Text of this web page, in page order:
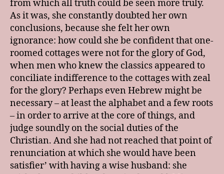
from which all truth could be seen more truly.
As it was, she constantly doubted her own
conclusions, because she felt her own
ignorance: how could she be confident that one-
roomed cottages were not for the glory of God,
when men who knew the classics appeared to
conciliate indifference to the cottages with zeal
for the glory? Perhaps even Hebrew might be
necessary – at least the alphabet and a few roots
– in order to arrive at the core of things, and
judge soundly on the social duties of the
Christian. And she had not reached that point of
renunciation at which she would have been
satisfier’ with having a wise husband: she